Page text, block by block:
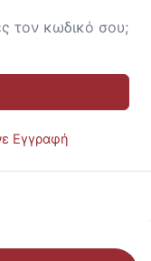
τον κωδικό σου;
Εγγραφή